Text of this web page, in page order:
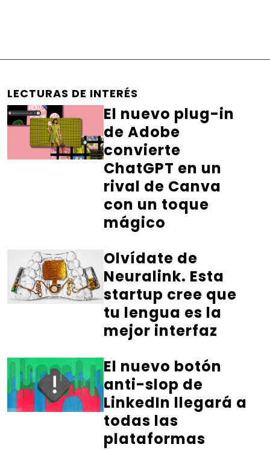
LECTURAS DE INTERÉS
El nuevo plug-in
de Adobe
convierte
ChatGPT en un
rival de Canva
con un toque
mágico
Olvídate de
Neuralink. Esta
startup cree que
tu lengua es la
mejor interfaz
El nuevo botón
anti-slop de
LinkedIn llegará a
todas las
plataformas